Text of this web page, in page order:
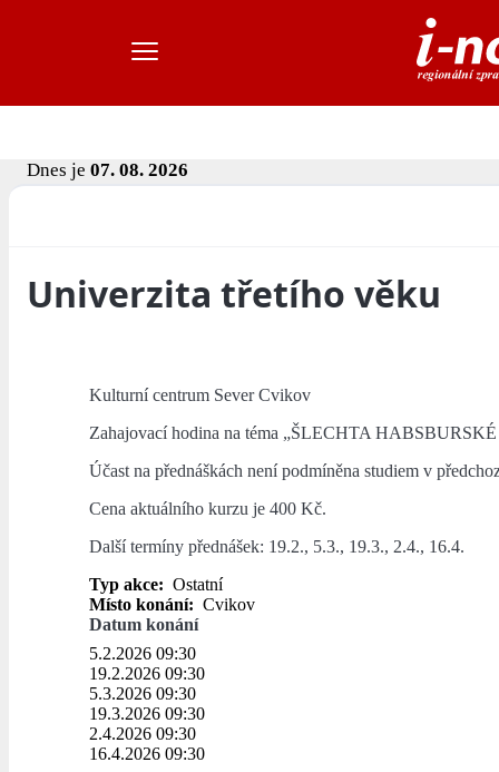
Dnes je 07. 08. 2026
Univerzita třetího věku
Kulturní centrum Sever Cvikov
Zahajovací hodina na téma „ŠLECHTA
Účast na přednáškách není podmíněna studiem v
Cena aktuálního kurzu je 400 Kč.
Další termíny přednášek: 19.2., 5.3., 19.3., 2.4., 16.4.
Typ akce: Ostatní
Místo konání: Cvikov
Datum konání
5.2.2026 09:30
19.2.2026 09:30
5.3.2026 09:30
19.3.2026 09:30
2.4.2026 09:30
16.4.2026 09:30